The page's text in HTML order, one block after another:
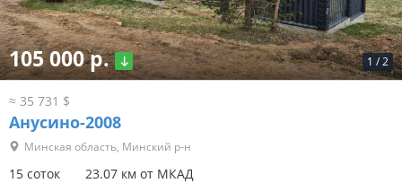
1 /2
105 000 р.
≈ 35 731 $
Анусино-2008
Минская область, Минский р-н
15 соток 23.07 км от МКАД